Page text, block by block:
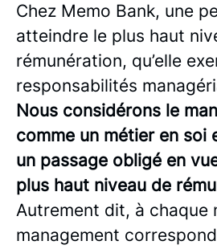
Chez Memo Bank, une
atteindre le plus haut
rémunération, qu’elle
responsabilités
Nous considérons le
comme un métier en soi
un passage obligé en
plus haut niveau de
Autrement dit, à chaque
management